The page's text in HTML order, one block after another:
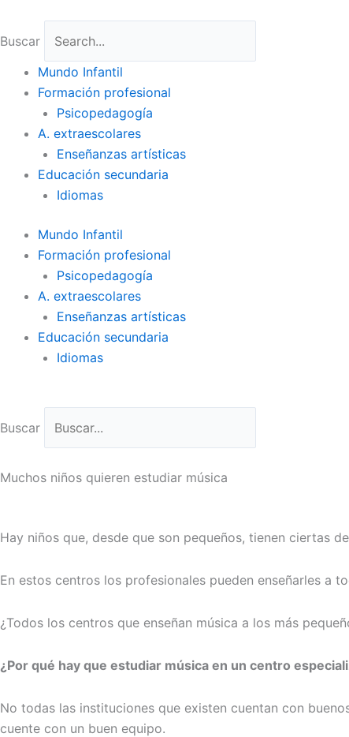
contenido
Buscar
Mundo Infantil
Formación profesional
Psicopedagogía
A. extraescolares
Enseñanzas artísticas
Educación secundaria
Idiomas
Mundo Infantil
Formación profesional
Psicopedagogía
A. extraescolares
Enseñanzas artísticas
Educación secundaria
Idiomas
Buscar
Muchos niños quieren estudiar música
Hay niños que, desde que son pequeños, tienen ciertas
En estos centros los profesionales pueden enseñarles a
¿Todos los centros que enseñan música a los más
¿Por qué hay que estudiar música en un centro
No todas las instituciones que existen cuentan con
cuente con un buen equipo.